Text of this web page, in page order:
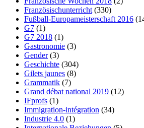
Französischunterricht (330)
Fußball-Europameisterschaft 2016
G7 (1)
G7 2018 (1)
Gastronomie (3)
Gender(3)
Geschichte (304)
Gilets jaunes (8)
Grammatik (7)
Grand débat national 2019 (12)
IFprofs (1)
Immigration-intégration (34)
Industrie 4.0 (1)